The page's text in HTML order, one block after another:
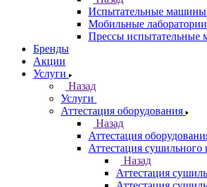
Испытательные машины
Мобильные лаборатории
Прессы испытательные
Бренды
Акции
Услуги
Назад
Услуги
Аттестация оборудования
Назад
Аттестация
Аттестация сушильного
Назад
Аттестация